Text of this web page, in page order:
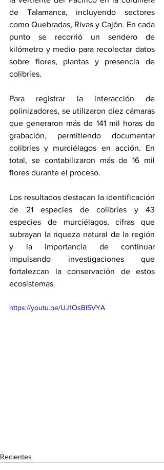
de Talamanca, incluyendo sectores
como Quebradas, Rivas y Cajón. En cada
punto se recorrió un sendero de
kilómetro y medio para recolectar datos
sobre flores, plantas y presencia de
colibríes.
Para registrar la interacción de
polinizadores, se utilizaron diez cámaras
que generaron más de 141 mil horas de
grabación, permitiendo documentar
colibríes y murciélagos en acción. En
total, se contabilizaron más de 16 mil
flores durante el proceso.
Los resultados destacan la identificación
de 21 especies de colibríes y 43
especies de murciélagos, cifras que
subrayan la riqueza natural de la región
y la importancia de continuar
impulsando investigaciones que
fortalezcan la conservación de estos
ecosistemas.
https://youtu.be/UJ1OsBI5VYA
Recientes